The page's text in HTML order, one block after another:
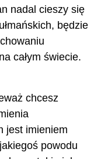
nadal cieszy się
będzie
całym świecie.
chcesz
jest imieniem
powodu